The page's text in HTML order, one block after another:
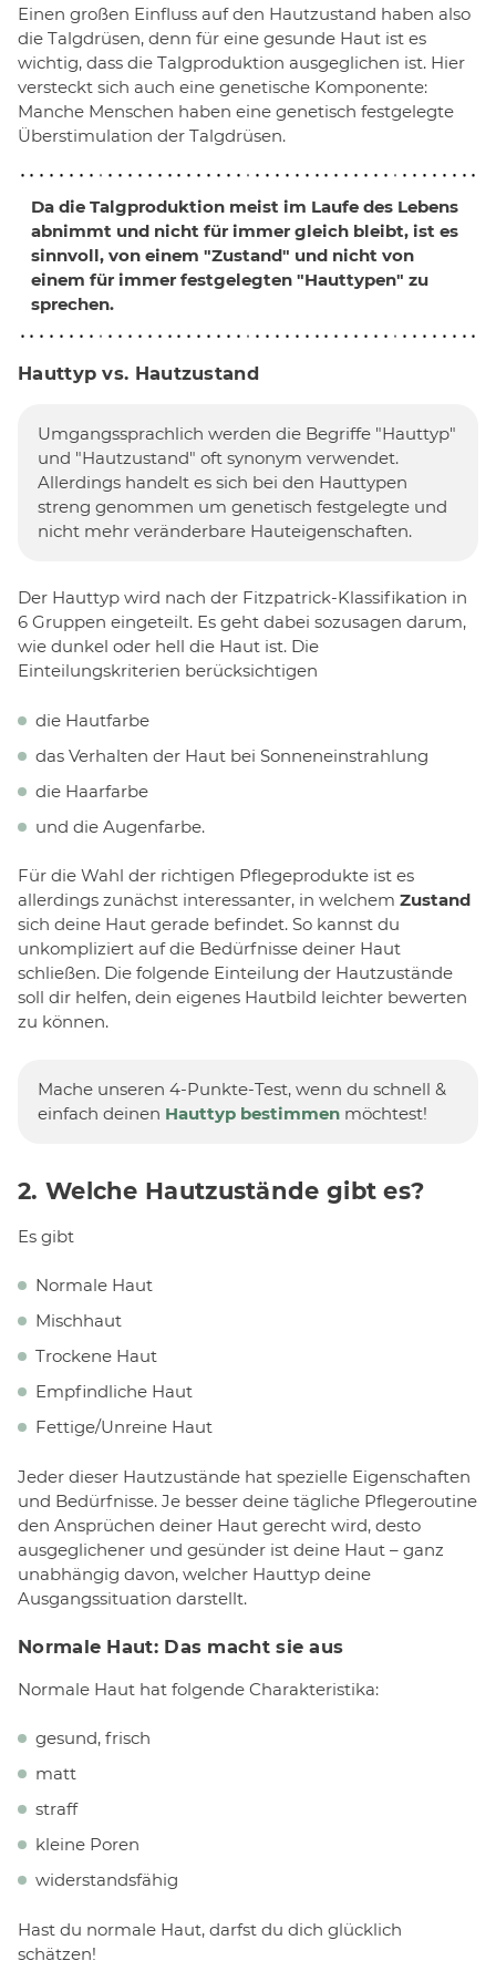
Einen großen Einfluss auf den Hautzustand haben also
die Talgdrüsen, denn für eine gesunde Haut ist es
wichtig, dass die Talgproduktion ausgeglichen ist. Hier
versteckt sich auch eine genetische Komponente:
Manche Menschen haben eine genetisch festgelegte
Überstimulation der Talgdrüsen.
Da die Talgproduktion meist im Laufe des Lebens
abnimmt und nicht für immer gleich bleibt, ist es
sinnvoll, von einem "Zustand" und nicht von
einem für immer festgelegten "Hauttypen" zu
sprechen.
Hauttyp vs. Hautzustand
Umgangssprachlich werden die Begriffe "Hauttyp"
und "Hautzustand" oft synonym verwendet.
Allerdings handelt es sich bei den Hauttypen
streng genommen um genetisch festgelegte und
nicht mehr veränderbare Hauteigenschaften.
Der Hauttyp wird nach der Fitzpatrick-Klassifikation in
6 Gruppen eingeteilt. Es geht dabei sozusagen darum,
wie dunkel oder hell die Haut ist. Die
Einteilungskriterien berücksichtigen
die Hautfarbe
das Verhalten der Haut bei Sonneneinstrahlung
die Haarfarbe
und die Augenfarbe.
Für die Wahl der richtigen Pflegeprodukte ist es
allerdings zunächst interessanter, in welchem Zustand
sich deine Haut gerade befindet. So kannst du
unkompliziert auf die Bedürfnisse deiner Haut
schließen. Die folgende Einteilung der Hautzustände
soll dir helfen, dein eigenes Hautbild leichter bewerten
zu können.
Mache unseren 4-Punkte-Test, wenn du schnell &
einfach deinen Hauttyp bestimmen möchtest!
2. Welche Hautzustände gibt es?
Es gibt
Normale Haut
Mischhaut
Trockene Haut
Empfindliche Haut
Fettige/Unreine Haut
Jeder dieser Hautzustände hat spezielle Eigenschaften
und Bedürfnisse. Je besser deine tägliche Pflegeroutine
den Ansprüchen deiner Haut gerecht wird, desto
ausgeglichener und gesünder ist deine Haut – ganz
unabhängig davon, welcher Hauttyp deine
Ausgangssituation darstellt.
Normale Haut: Das macht sie aus
Normale Haut hat folgende Charakteristika:
gesund, frisch
matt
straff
kleine Poren
widerstandsfähig
Hast du normale Haut, darfst du dich glücklich
schätzen!